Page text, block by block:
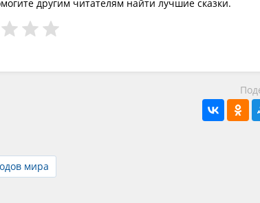
другим читателям найти лучшие сказки.
мира